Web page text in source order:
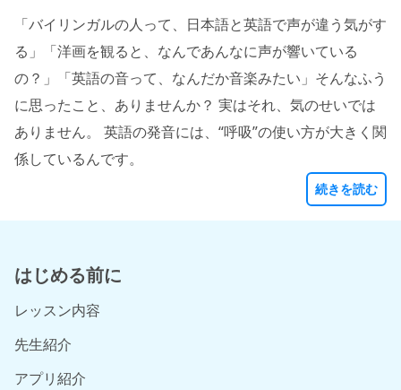
「バイリンガルの人って、日本語と英語で声が違う気がす
る」「洋画を観ると、なんであんなに声が響いている
の？」「英語の音って、なんだか音楽みたい」そんなふう
に思ったこと、ありませんか？ 実はそれ、気のせいでは
ありません。 英語の発音には、“呼吸”の使い方が大きく関
係しているんです。
続きを読む
はじめる前に
レッスン内容
先生紹介
アプリ紹介